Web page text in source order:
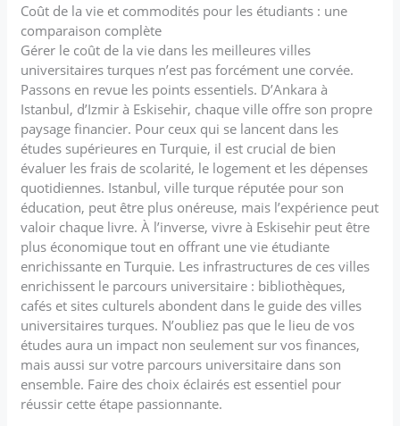
Coût de la vie et commodités pour les étudiants : une
comparaison complète
Gérer le coût de la vie dans les meilleures villes
universitaires turques n’est pas forcément une corvée.
Passons en revue les points essentiels. D’Ankara à
Istanbul, d’Izmir à Eskisehir, chaque ville offre son propre
paysage financier. Pour ceux qui se lancent dans les
études supérieures en Turquie, il est crucial de bien
évaluer les frais de scolarité, le logement et les dépenses
quotidiennes. Istanbul, ville turque réputée pour son
éducation, peut être plus onéreuse, mais l’expérience peut
valoir chaque livre. À l’inverse, vivre à Eskisehir peut être
plus économique tout en offrant une vie étudiante
enrichissante en Turquie. Les infrastructures de ces villes
enrichissent le parcours universitaire : bibliothèques,
cafés et sites culturels abondent dans le guide des villes
universitaires turques. N’oubliez pas que le lieu de vos
études aura un impact non seulement sur vos finances,
mais aussi sur votre parcours universitaire dans son
ensemble. Faire des choix éclairés est essentiel pour
réussir cette étape passionnante.